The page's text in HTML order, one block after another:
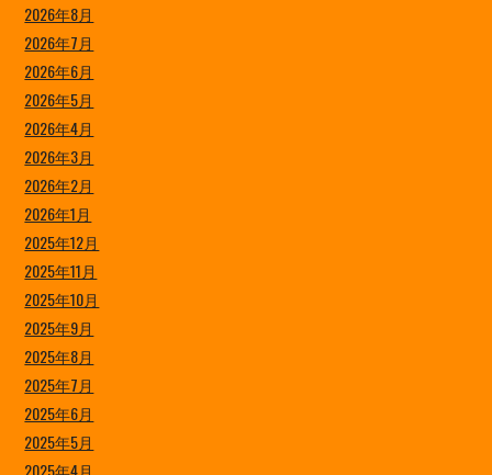
2026年8月
2026年7月
2026年6月
2026年5月
2026年4月
2026年3月
2026年2月
2026年1月
2025年12月
2025年11月
2025年10月
2025年9月
2025年8月
2025年7月
2025年6月
2025年5月
2025年4月